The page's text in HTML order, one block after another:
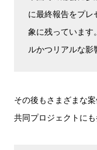
に最終報告をプ
象に残っています
ルかつリアルな影
その後もさまざまな
共同プロジェクトにも